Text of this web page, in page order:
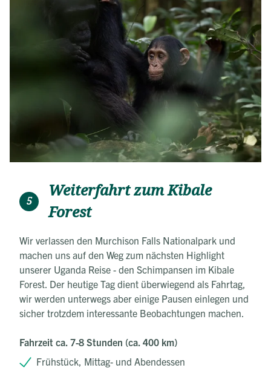
5
Weiterfahrt zum Kibale
Forest
Wir verlassen den Murchison Falls Nationalpark und
machen uns auf den Weg zum nächsten Highlight
unserer Uganda Reise - den Schimpansen im Kibale
Forest. Der heutige Tag dient überwiegend als Fahrtag,
wir werden unterwegs aber einige Pausen einlegen und
sicher trotzdem interessante Beobachtungen machen.
Fahrzeit ca. 7-8 Stunden (ca. 400 km)
Frühstück, Mittag- und Abendessen